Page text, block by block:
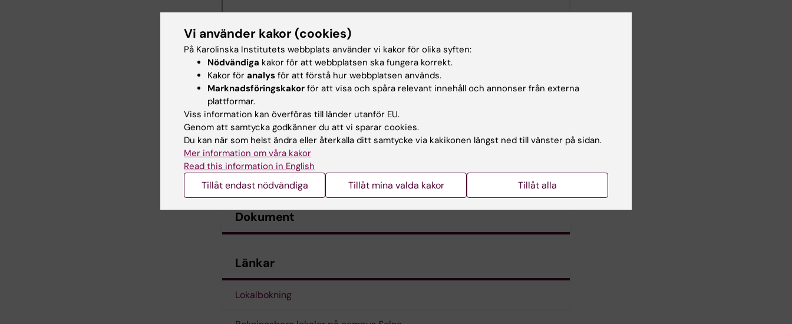
Dokument
Länkar
Lokalbokning
Vi använder kakor (cookies)
På Karolinska Institutets webbplats använder vi kakor för olika syften:
Nödvändiga kakor för att webbplatsen ska fungera korrekt.
Kakor för analys för att förstå hur webbplatsen används.
Marknadsföringskakor för att visa och spåra relevant innehåll och annonser från externa
plattformar.
Viss information kan överföras till länder utanför EU.
Genom att samtycka godkänner du att vi sparar cookies.
Du kan när som helst ändra eller återkalla ditt samtycke via kakikonen längst ned till vänster på sidan.
Mer information om våra kakor
Read this information in English
Tillåt endast nödvändiga Tillåt mina valda kakor Tillåt alla